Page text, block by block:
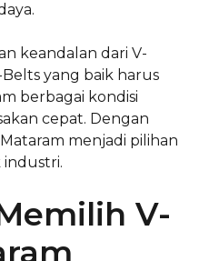
keandalan dari V-
yang baik harus
berbagai kondisi
cepat. Dengan
menjadi pilihan
industri.
V-